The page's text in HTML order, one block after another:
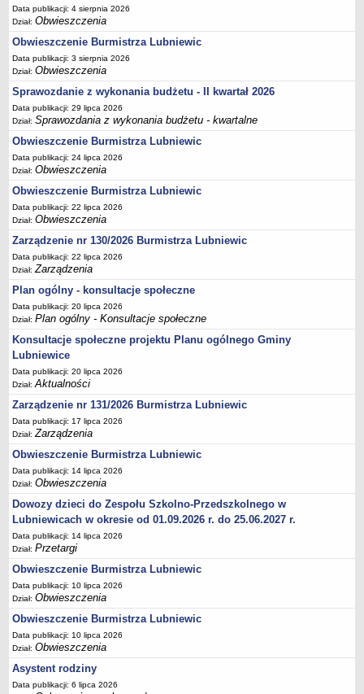
Informacja turystyczna
Regulamin i schemat organizacyjny
Przewodnik po urzędzie
Kodeks etyczny
Oświadczenia majątkowe
Raporty
RADA MIEJSKA
Dyżury Przewodniczącego Rady Miejskiej
Transmisja z obrad sesji
Zadania i uprawnienia
Skład Rady Miejskiej
Plan pracy Rady Miejskiej
Terminy posiedzeń Rady
Głosowania
Protokoły z posiedzeń Rady Miejskiej
Składy Komisji
Terminy posiedzeń Komisji
Plan pracy Komisji Rewizyjnej
Plan pracy pozostałych Komisji
Oświadczenia majątkowe
Interpelacje radnych wraz z odpowiedziami
Zapytania radnych wraz z odpowiedziami
Apele
Biblioteka - Centrum Kultury
Zespół Szkolno-Przedszkolny
Miejsko-Gminny Ośrodek Pomocy Społecznej
Zakład Gospodarki Komunalnej
Środowiskowy Dom Samopomocy
MAJĄTEK I FINANSE
Budżet Gminy
Majątek Gminy
Sprawozdania z wykonania budżetu - kwartalne
Data publikacji: 4 sierpnia 2026
Dział:Obwieszczenia
Obwieszczenie Burmistrza Lubniewic
Data publikacji: 3 sierpnia 2026
Dział:Obwieszczenia
Sprawozdanie z wykonania budżetu - II kwartał 2026
Data publikacji: 29 lipca 2026
Dział:Sprawozdania z wykonania budżetu - kwartalne
Obwieszczenie Burmistrza Lubniewic
Data publikacji: 24 lipca 2026
Dział:Obwieszczenia
Obwieszczenie Burmistrza Lubniewic
Data publikacji: 22 lipca 2026
Dział:Obwieszczenia
Zarządzenie nr 130/2026 Burmistrza Lubniewic
Data publikacji: 22 lipca 2026
Dział:Zarządzenia
Plan ogólny - konsultacje społeczne
Data publikacji: 20 lipca 2026
Dział:Plan ogólny - Konsultacje społeczne
Konsultacje społeczne projektu Planu ogólnego Gminy
Lubniewice
Data publikacji: 20 lipca 2026
Dział:Aktualności
Zarządzenie nr 131/2026 Burmistrza Lubniewic
Data publikacji: 17 lipca 2026
Dział:Zarządzenia
Obwieszczenie Burmistrza Lubniewic
Data publikacji: 14 lipca 2026
Dział:Obwieszczenia
Dowozy dzieci do Zespołu Szkolno-Przedszkolnego w
Lubniewicach w okresie od 01.09.2026 r. do 25.06.2027 r.
Data publikacji: 14 lipca 2026
Dział:Przetargi
Obwieszczenie Burmistrza Lubniewic
Data publikacji: 10 lipca 2026
Dział:Obwieszczenia
Obwieszczenie Burmistrza Lubniewic
Data publikacji: 10 lipca 2026
Dział:Obwieszczenia
Asystent rodziny
Data publikacji: 6 lipca 2026